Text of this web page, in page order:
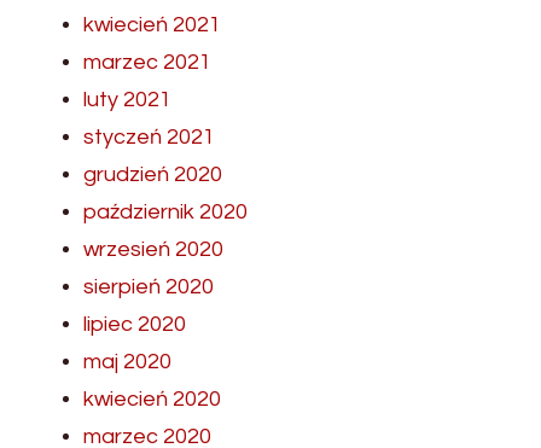
kwiecień 2021
marzec 2021
luty 2021
styczeń 2021
grudzień 2020
październik 2020
wrzesień 2020
sierpień 2020
lipiec 2020
maj 2020
kwiecień 2020
marzec 2020